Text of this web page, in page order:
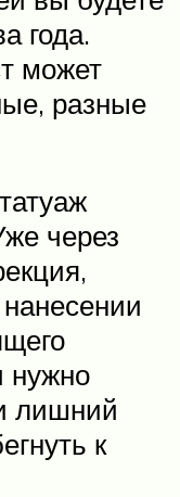
года.
может
разные
через
нужно
лишний
к